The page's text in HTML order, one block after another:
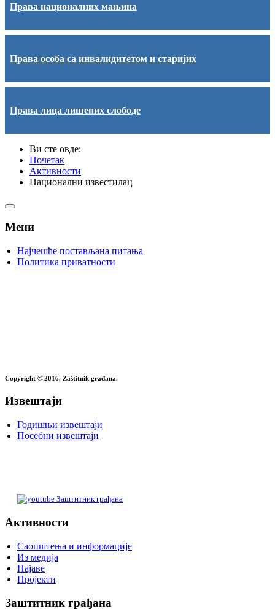
Права националних мањина
Права особа са инвалидитетом и старијих
Права лица лишених слободе
Ви сте овде:
Почетак
Активности
Национални известилац
Мени
Најчешће постављана питања
Политика приватности
Copyright © 2016. Zaštitnik građana.
Извештаји
Годишњи извештаји
Посебни извештаји
Заштитник грађана
Активности
Саопштења и информације
Из медија
Најаве
Пројекти
Заштитник грађана